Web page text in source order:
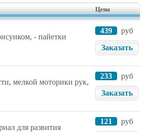
Цена
- пайетки
439
руб
Заказать
мелкой моторики рук,
233
руб
Заказать
для развития
121
руб